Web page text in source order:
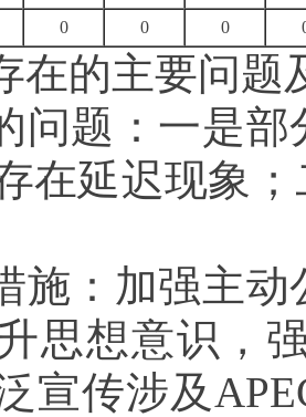
0 0 0
在的主要问题
问题：一是部
在延迟现象
施： 加强主动
思想意识，
宣传涉及